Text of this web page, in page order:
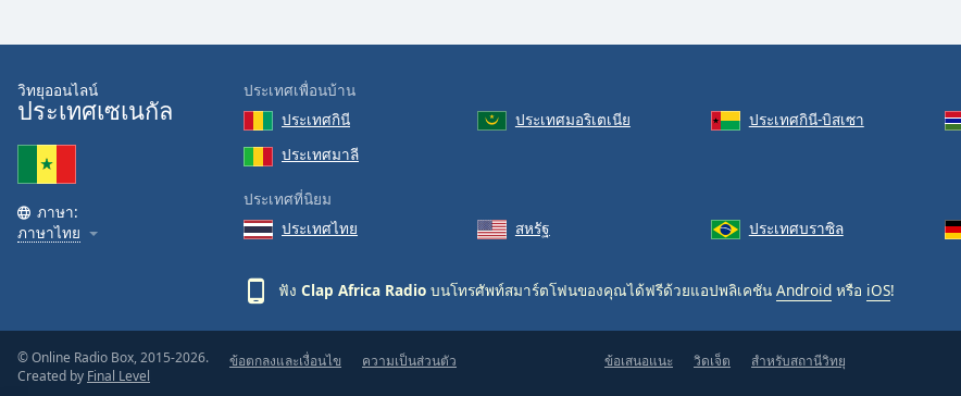
window.
Beginning
cancel
and
วิทยุออนไลน์
ประเทศเซเนกัล
ภาษา:
ภาษาไทย
ประเทศเพื่อนบ้าน
ประเทศกินี
ประเทศมอริเตเนีย ประเทศกินี-บิสเซา
ประเทศมาลี
ประเทศที่นิยม
ประเทศไทย
สหรัฐ ประเทศบราซิล
ฟัง Clap Africa Radio บนโทรศัพท์สมาร์ตโฟนของคุณได้ฟรีด้วยแอปพลิเคชัน Android หรือ iOS!
© Online Radio Box, 2015-2026.
Created by Final Level
ข้อตกลงและเงื่อนไข ความเป็นส่วนตัว ข้อเสนอแนะ วิดเจ็ต สำหรับสถานีวิทยุ